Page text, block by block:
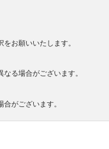
お願いいたします。
る場合がございます。
がございます。